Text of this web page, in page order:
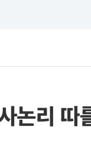
논리 따